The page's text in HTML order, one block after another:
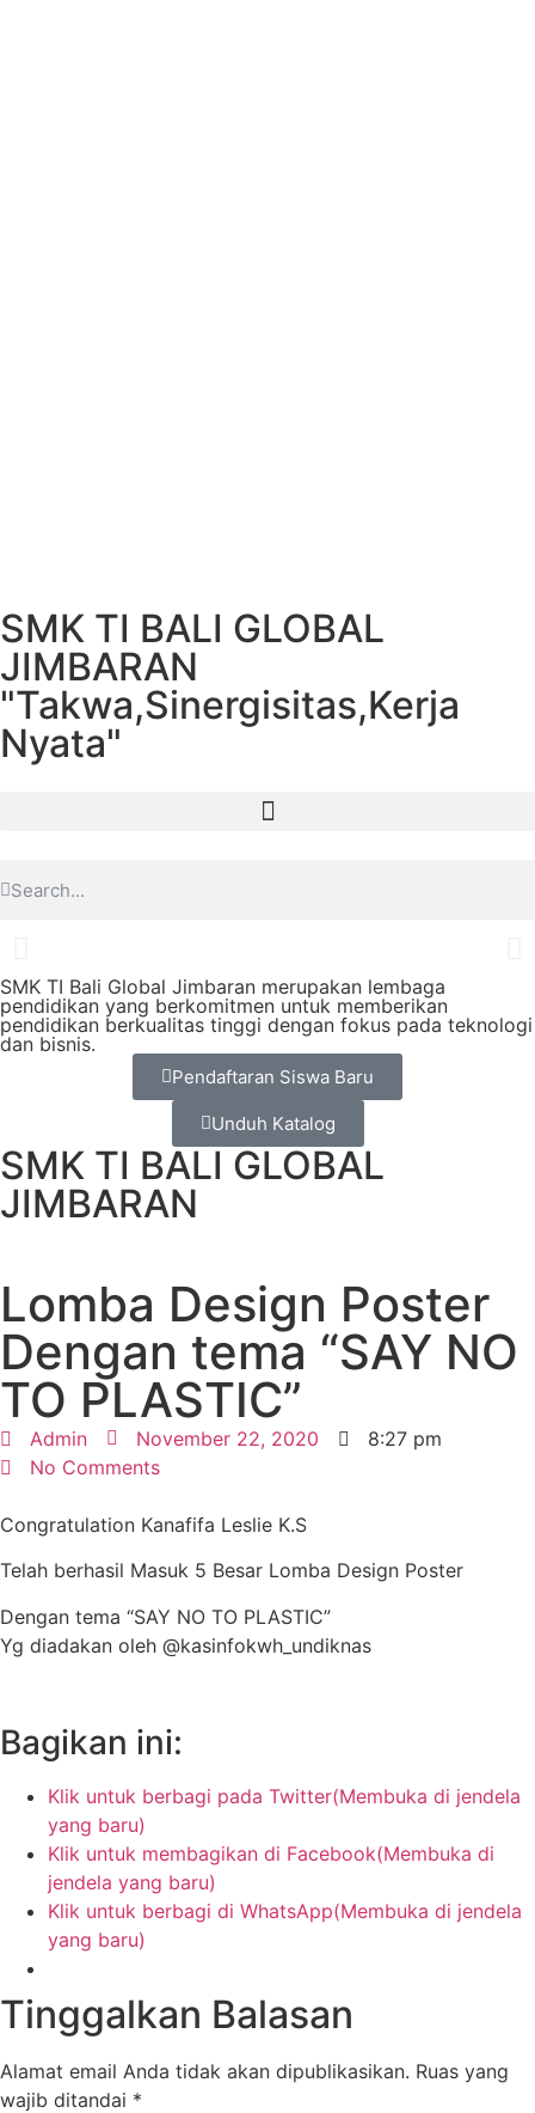
SMK TI BALI GLOBAL
JIMBARAN
"Takwa,Sinergisitas,Kerja
Nyata"
SMK TI Bali Global Jimbaran merupakan lembaga
pendidikan yang berkomitmen untuk memberikan
pendidikan berkualitas tinggi dengan fokus pada teknologi
dan bisnis.
Pendaftaran Siswa Baru
Unduh Katalog
SMK TI BALI GLOBAL
JIMBARAN
Lomba Design Poster
Dengan tema “SAY NO
TO PLASTIC”
Admin November 22, 2020
8:27 pm
No Comments
Congratulation Kanafifa Leslie K.S
Telah berhasil Masuk 5 Besar Lomba Design Poster
Dengan tema “SAY NO TO PLASTIC”
Yg diadakan oleh @kasinfokwh_undiknas
Bagikan ini:
Klik untuk berbagi pada Twitter(Membuka di jendela
yang baru)
Klik untuk membagikan di Facebook(Membuka di
jendela yang baru)
Klik untuk berbagi di WhatsApp(Membuka di jendela
yang baru)
Tinggalkan Balasan
Alamat email Anda tidak akan dipublikasikan. Ruas yang
wajib ditandai *